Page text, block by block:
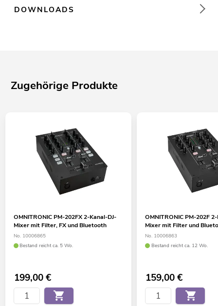
DOWNLOADS
Zugehörige Produkte
OMNITRONIC PM-202FX 2-Kanal-DJ-
Mixer mit Filter, FX und Bluetooth
No. 10006865
Bestand reicht ca. 5 Wo.
199,00€
OMNITRONIC PM-202F
Mixer mit Filter und
No. 10006863
Bestand reicht ca. 12 Wo.
159,00€